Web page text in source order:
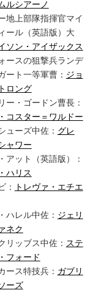
ルシアーノ
地上部隊指揮官マイ
ール（英語版）大
ソン・アイザックス
ースの狙撃兵ランデ
ート一等軍曹： ジョ
ロング
ー・ゴードン曹長：
コスター＝ワルドー
ューズ中佐： グレ
ャワー
アット（英語版）：
ハリス
： トレヴァ・エチエ
ハレル中佐： ジェリ
ネク
リッブス中佐： ステ
フォード
ース特技兵： ガブリ
ーズ